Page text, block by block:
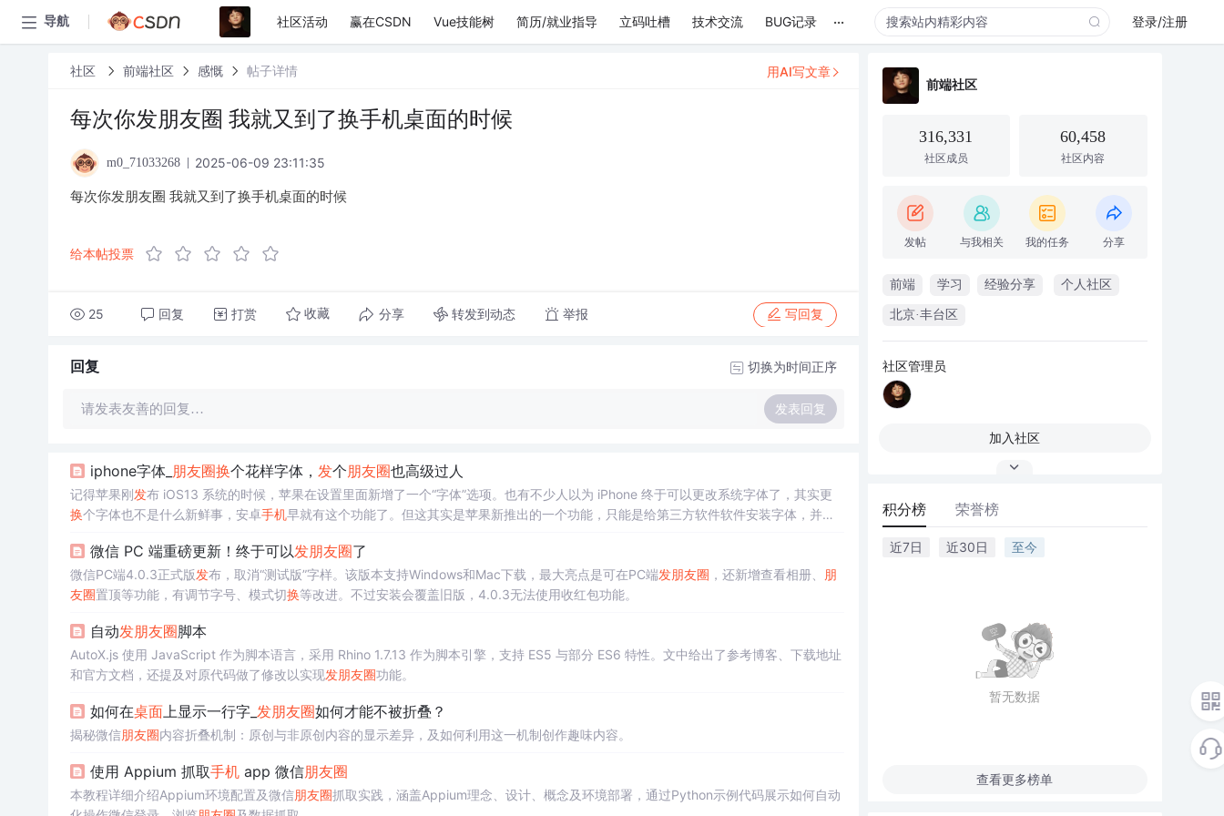
导航 社区活动 赢在CSDN Vue技能树 简历/就业指导 立码吐槽 技术交流 BUG记录 ... 登录/注册
社区 前端社区 感慨 帖子详情
每次你发朋友圈 我就又到了换手机桌面的时候
m0_71033268 2025-06-09 23:11:35
每次你发朋友圈 我就又到了换手机桌面的时候
给本帖投票
25 回复 打赏 收藏 分享 转发到动态 举报 写回复
用AI写文章
回复 切换为时间正序
请发表友善的回复… 发表回复
iphone字体_ 朋友圈换个花样字体， 发个朋友圈也高级过人
记得苹果刚发布 iOS13 系统的时候，苹果在设置里面新增了一个“字体”选项。也有不少人以为 iPhone 终于可以更改系统字体了，其实更
换个字体也不是什么新鲜事，安卓手机早就有这个功能了。但这其实是苹果新推出的一个功能，只能是给第三方软件软件安装字体，并不
想...微信 PC 端重磅更新！终于可以发朋友圈了
微信PC端4.0.3正式版发布，取消“测试版”字样。该版本支持Windows和Mac下载，最大亮点是可在PC端发朋友圈 ，还新增查看相册、
朋
友圈置顶等功能，有调节字号、模式切换等改进。不过安装会覆盖旧版，4.0.3无法使用收红包功能。
自动发朋友圈脚本
AutoX.js 使用 JavaScript 作为脚本语言，采用 Rhino 1.7.13 作为脚本引擎，支持 ES5 与部分 ES6 特性。文中给出了参考博客、下载地址
和官方文档，还提及对原代码做了修改以实现发朋友圈功能。
如何在桌面上显示一行字_ 发朋友圈如何才能不被折叠？
揭秘微信朋友圈内容折叠机制：原创与非原创内容的显示差异，及如何利用这一机制创作趣味内容。
使用 Appium 抓取手机app 微信朋友圈
本教程详细介绍Appium环境配置及微信朋友圈抓取实践，涵盖Appium理念、设计、概念及环境部署，通过Python示例代码展示如何自动
前端社区
316,331
社区成员
60,458
社区内容
发帖 与我相关 我的任务 分享
前端 学习 经验分享 个人社区
北京·丰台区
社区管理员
加入社区
积分榜 荣誉榜
近7日 近30日 至今
暂无数据
查看更多榜单